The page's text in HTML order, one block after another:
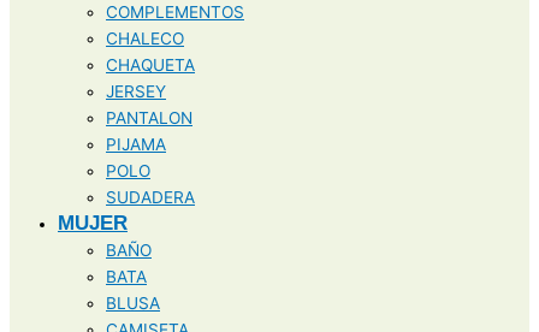
COMPLEMENTOS
CHALECO
CHAQUETA
JERSEY
PANTALON
PIJAMA
POLO
SUDADERA
MUJER
BAÑO
BATA
BLUSA